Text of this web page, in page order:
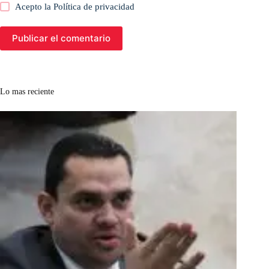
Acepto laPolítica de privacidad
Publicar el comentario
Lo mas reciente